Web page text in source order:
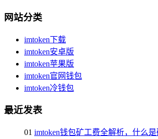
网站分类
imtoken下载
imtoken安卓版
imtoken苹果版
imtoken官网钱包
imtoken冷钱包
最近发表
01 imtoken钱包矿工费全解析，什么